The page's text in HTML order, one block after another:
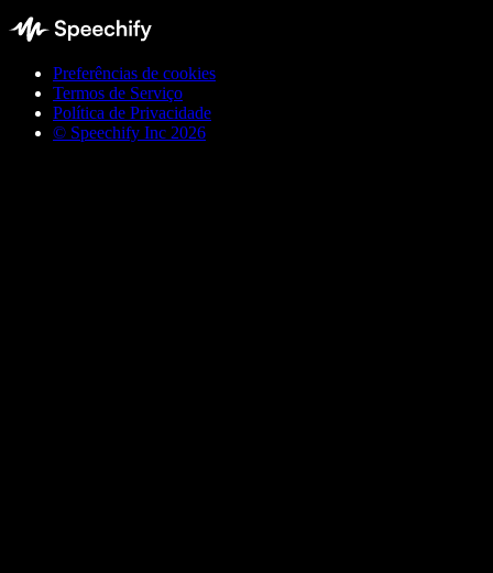
Preferências de cookies
Termos de Serviço
Política de Privacidade
© Speechify Inc 2026